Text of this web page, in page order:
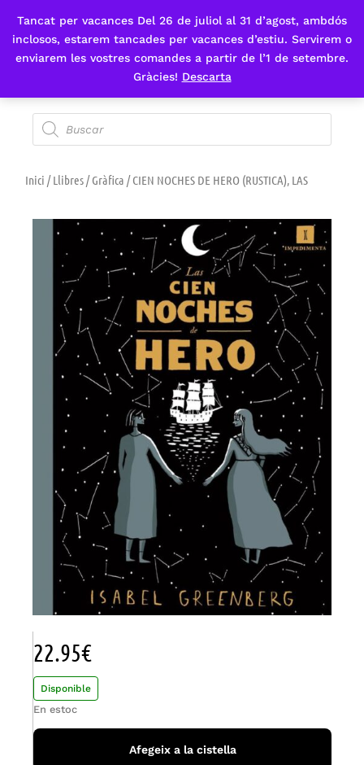
Tancat per vacances Del 26 de juliol al 31 d’agost, ambdós
inclosos, estarem tancades per vacances d’estiu. Servirem o
enviarem les vostres comandes a partir de l’1 de setembre.
Gràcies! Descarta
Fes-te'n sòcia
Inici /Llibres/Gràfica / CIEN NOCHES DE HERO (RUSTICA), LAS
22.95€
Disponible
En estoc
Afegeix a la cistella